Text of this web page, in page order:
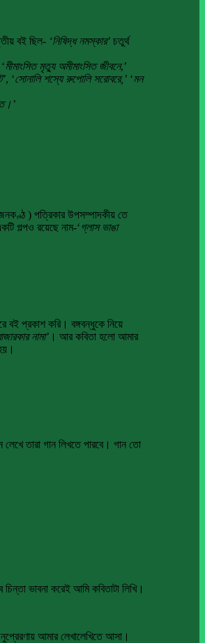
বই ছিল- ‘নিষিদ্ধ নমস্কার’ চতুর্থ
মীমাংসিত মৃত্যু অমীমাংসিত জীবনে,’
, ‘সোনালি শস্যে রুপোলি সরোবরে,’ ‘মন
) পত্রিকার উপসম্পাদকীয় তে
গল্পও রয়েছে নাম-‘গ্লাস ভাঙা
বই প্রকাশ করি। বঙ্গবন্ধুকে নিয়ে
নামা’ । আর কবিতা হলো আমার
তারা গান লিখতে পারবে। গান তো
ভাবনা করেই আমি কবিতাটা লিখি।
আমার লেখালেখিতে আসা।